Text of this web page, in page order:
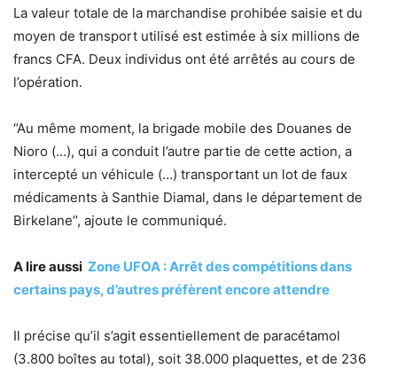
La valeur totale de la marchandise prohibée saisie et du
moyen de transport utilisé est estimée à six millions de
francs CFA. Deux individus ont été arrêtés au cours de
l’opération.
‘’Au même moment, la brigade mobile des Douanes de
Nioro (…), qui a conduit l’autre partie de cette action, a
intercepté un véhicule (…) transportant un lot de faux
médicaments à Santhie Diamal, dans le département de
Birkelane’’, ajoute le communiqué.
A lire aussi Zone UFOA : Arrêt des compétitions dans
certains pays, d’autres préfèrent encore attendre
Il précise qu’il s’agit essentiellement de paracétamol
(3.800 boîtes au total), soit 38.000 plaquettes, et de 236